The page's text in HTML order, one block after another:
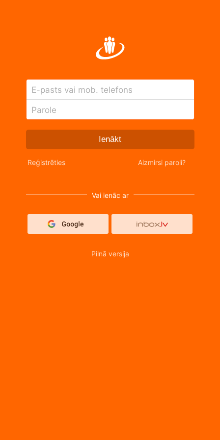
E-pasts vai mob. telefons
Parole
Ienākt
Reģistrēties Aizmirsi paroli?
Vai ienāc ar
Pilnā versija